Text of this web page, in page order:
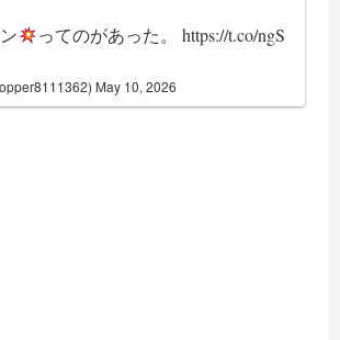
ってのがあった。https://t.co/ngS
May 10, 2026